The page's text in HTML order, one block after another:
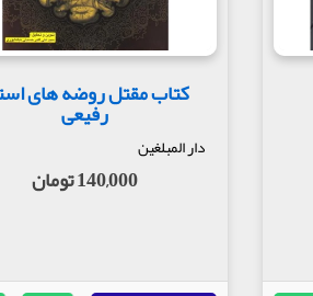
کتاب مقتل روضه های
رفیعی
دار المبلغین
140,000 تومان